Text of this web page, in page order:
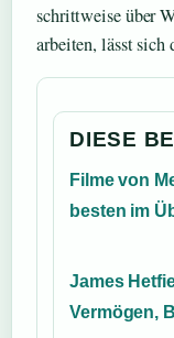
schrittweise über
arbeiten, lässt sich
DIESE
Filme von
besten im
James
Vermögen,